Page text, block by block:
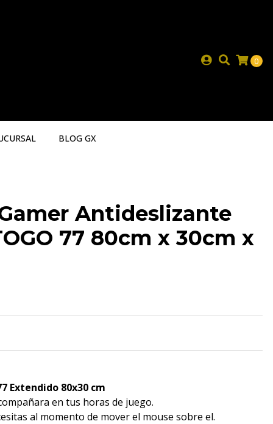
0
BLOG GX
Antideslizante
77 80cm x 30cm x
Extendido 80x30 cm
en tus horas de juego.
al momento de mover el mouse sobre el.